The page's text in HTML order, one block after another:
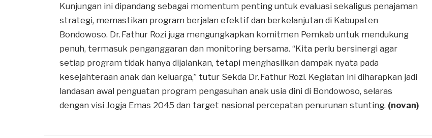
Kunjungan ini dipandang sebagai momentum penting untuk evaluasi sekaligus penajaman
strategi, memastikan program berjalan efektif dan berkelanjutan di Kabupaten
Bondowoso. Dr. Fathur Rozi juga mengungkapkan komitmen Pemkab untuk mendukung
penuh, termasuk penganggaran dan monitoring bersama. “Kita perlu bersinergi agar
setiap program tidak hanya dijalankan, tetapi menghasilkan dampak nyata pada
kesejahteraan anak dan keluarga,” tutur Sekda Dr. Fathur Rozi. Kegiatan ini diharapkan jadi
landasan awal penguatan program pengasuhan anak usia dini di Bondowoso, selaras
dengan visi Jogja Emas 2045 dan target nasional percepatan penurunan stunting. (novan)